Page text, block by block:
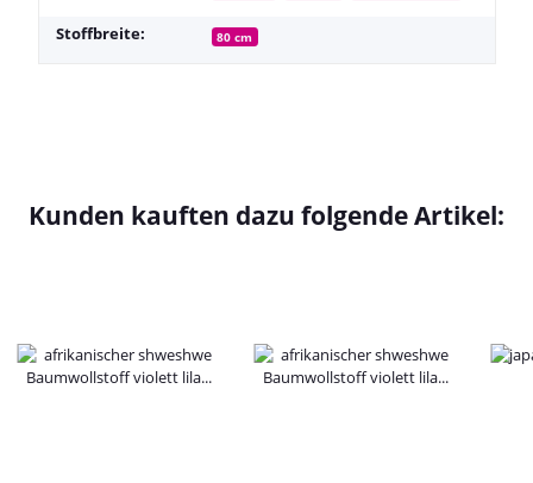
Stoffbreite: 80 cm
Kunden kauften dazu folgende Artikel: